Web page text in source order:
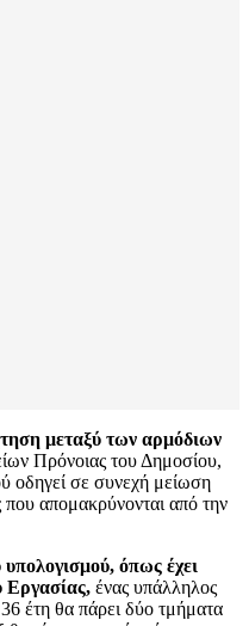
μεταξύ των αρμόδιων
Πρόνοιας του Δημοσίου,
οδηγεί σε συνεχή μείωση
απομακρύνονται από την
όπως έχει
Εργασίας, ένας υπάλληλος
έτη θα πάρει δύο τμήματα